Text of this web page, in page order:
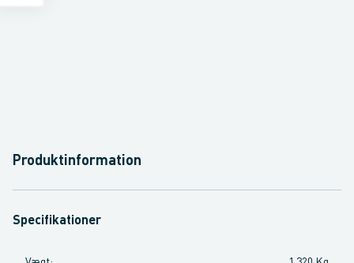
Produktinformation
Specifikationer